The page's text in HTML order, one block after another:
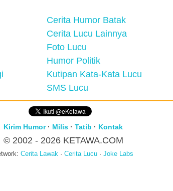
Cerita Humor Batak
Cerita Lucu Lainnya
Foto Lucu
Humor Politik
Kutipan Kata-Kata Lucu
SMS Lucu
Kirim Humor· Milis · Tatib · Kontak
© 2002 - 2026 KETAWA.COM
Cerita Lawak · Cerita Lucu · Joke Labs